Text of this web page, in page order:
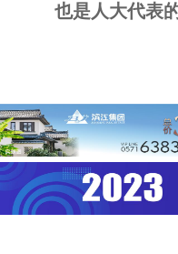
也是人大代表